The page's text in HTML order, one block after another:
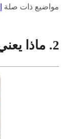
مواضيع ذات صلة
2. ماذا يعني لم يتم العثور على الموقع؟